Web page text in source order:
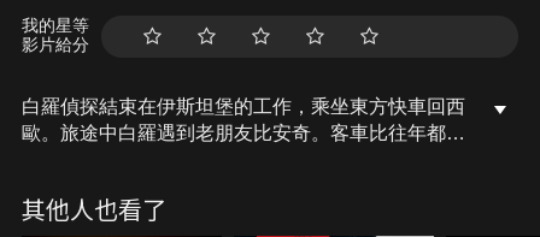
我的星等
影片給分
白羅偵探結束在伊斯坦堡的工作，乘坐東方快車回西
歐。旅途中白羅遇到老朋友比安奇。客車比往年都要
第二天早晨，一位美國富商雷切特在車廂里被找到，
其他人也看了